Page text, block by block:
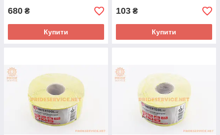
680 ₴
Купити
103 ₴
Купити